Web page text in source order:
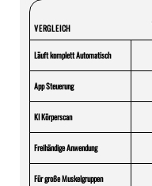
VERGLEICH
Läuft komplett Automatisch
App Steuerung
KI Körperscan
Freihändige Anwendung
Für große Muskelgruppen